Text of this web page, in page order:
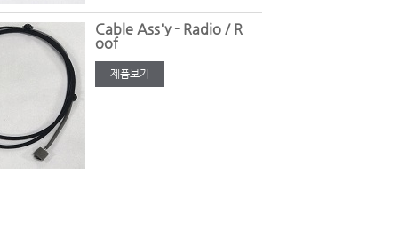
Cable Ass'y - Radio / R
oof
제품보기